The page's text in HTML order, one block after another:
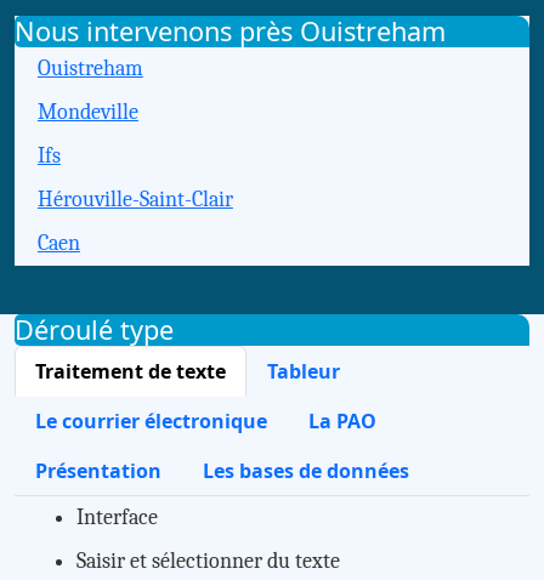
Nous intervenons près Ouistreham
Ouistreham
Mondeville
Ifs
Hérouville-Saint-Clair
Caen
Déroulé type
Traitement de texte
Tableur
Le courrier électronique
La PAO
Présentation
Les bases de données
Interface
Saisir et sélectionner du texte